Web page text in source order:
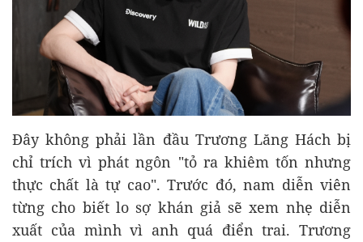
Đây không phải lần đầu Trương Lăng Hách bị
chỉ trích vì phát ngôn "tỏ ra khiêm tốn nhưng
thực chất là tự cao". Trước đó, nam diễn viên
từng cho biết lo sợ khán giả sẽ xem nhẹ diễn
xuất của mình vì anh quá điển trai. Trương